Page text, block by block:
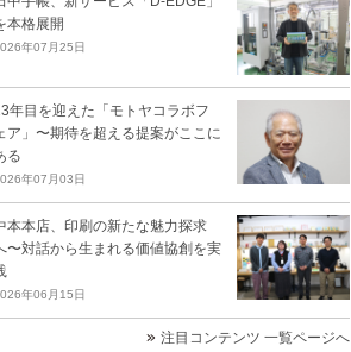
本格展開
年07月25日
年目を迎えた「モトヤコラボフ
ア」〜期待を超える提案がここに
る
年07月03日
本本店、印刷の新たな魅力探求
〜対話から生まれる価値協創を実
年06月15日
注目コンテンツ 一覧ページへ